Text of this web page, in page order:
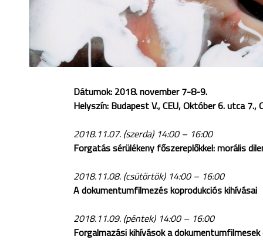
Dátumok: 2018. november 7-8-9.
Helyszín: Budapest V., CEU, Október 6. utca
2018.11.07. (szerda) 14:00 – 16:00
Forgatás sérülékeny főszereplőkkel: morális
2018.11.08. (csütörtök) 14:00 – 16:00
A dokumentumfilmezéskoprodukcióskihívásai
2018.11.09. (péntek) 14:00 – 16:00
Forgalmazási kihívások a